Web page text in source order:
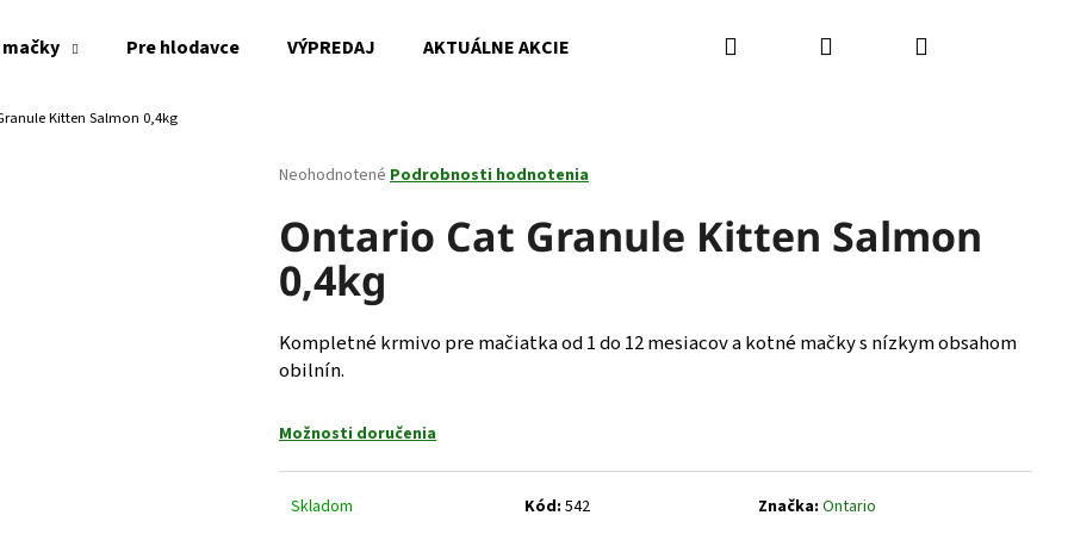
Pre hlodavce VÝPREDAJ AKTUÁLNE AKCIE Kamenná predajňa Kontakty
Hľadať PrihlásenieNákupný
Kitten Salmon 0,4kg
Priemerné
produktu
je
0,0
z
hviezdičiek.
Neohodnotené Podrobnosti hodnotenia
Ontario Cat Granule Kitten Salmon
0,4kg
Kompletné krmivo pre mačiatka od 1 do 12 mesiacov a kotné mačky s nízkym obsahom
obilnín.
Možnosti doručenia
Skladom Kód: 542 Značka: Ontario
Čo potrebujete nájsť?
HĽADAŤ
Nasledujúce